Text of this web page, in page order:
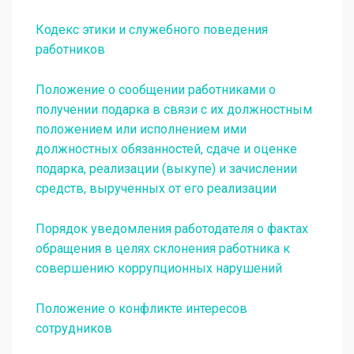
Кодекс этики и служебного поведения
работников
Положение о сообщении работниками о
получении подарка в связи с их должностным
положением или исполнением ими
должностных обязанностей, сдаче и оценке
подарка, реализации (выкупе) и зачислении
средств, вырученных от его реализации
Порядок уведомления работодателя о фактах
обращения в целях склонения работника к
совершению коррупционных нарушений
Положение о конфликте интересов
сотрудников